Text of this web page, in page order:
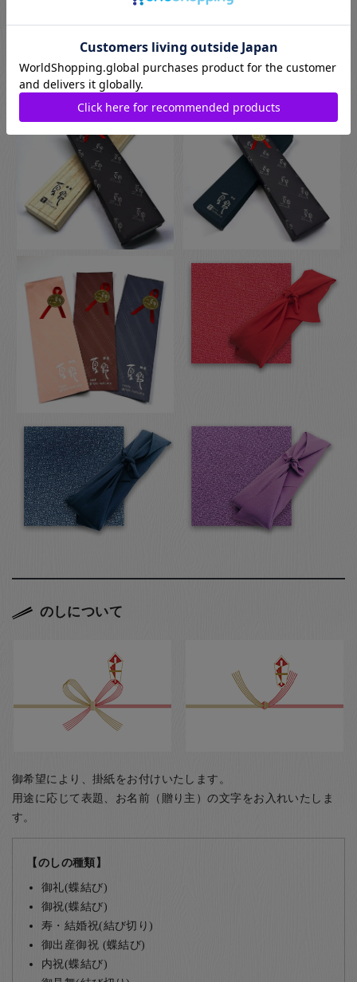
伝統的な贈り物のスタイルで、お箸のプレゼントにぴったりな
包装です。
のしについて
御希望により、掛紙をお付けいたします。
用途に応じて表題、お名前（贈り主）の文字をお入れいたしま
す。
【のしの種類】
御礼(蝶結び)
御祝(蝶結び)
寿・結婚祝(結び切り)
御出産御祝 (蝶結び)
内祝(蝶結び)